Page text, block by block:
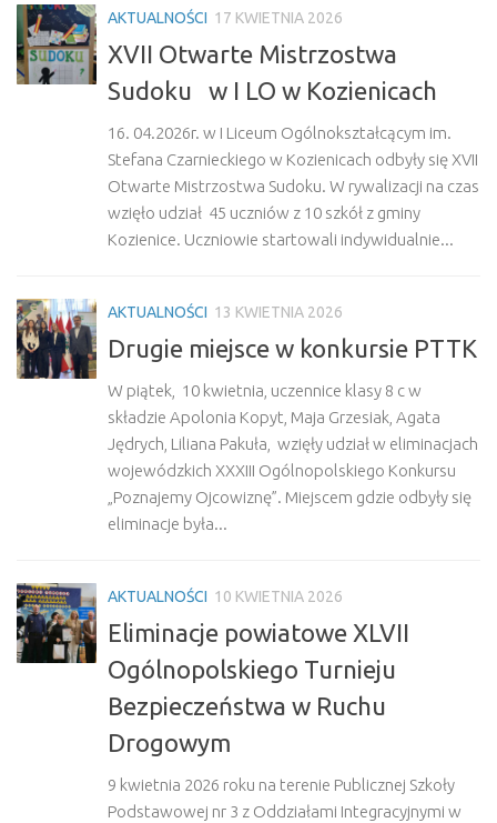
AKTUALNOŚCI 17 KWIETNIA 2026
XVII Otwarte Mistrzostwa
Sudoku w I LO w Kozienicach
16. 04.2026r. w I Liceum Ogólnokształcącym im.
Stefana Czarnieckiego w Kozienicach odbyły się XVII
Otwarte Mistrzostwa Sudoku. W rywalizacji na czas
wzięło udział 45 uczniów z 10 szkół z gminy
Kozienice. Uczniowie startowali indywidualnie...
AKTUALNOŚCI 13 KWIETNIA 2026
Drugie miejsce w konkursie PTTK
W piątek, 10 kwietnia, uczennice klasy 8 c w
składzie Apolonia Kopyt, Maja Grzesiak, Agata
Jędrych, Liliana Pakuła, wzięły udział w eliminacjach
wojewódzkich XXXIII Ogólnopolskiego Konkursu
„Poznajemy Ojcowiznę”. Miejscem gdzie odbyły się
eliminacje była...
AKTUALNOŚCI 10 KWIETNIA 2026
Eliminacje powiatowe XLVII
Ogólnopolskiego Turnieju
Bezpieczeństwa w Ruchu
Drogowym
9 kwietnia 2026 roku na terenie Publicznej Szkoły
Podstawowej nr 3 z Oddziałami Integracyjnymi w